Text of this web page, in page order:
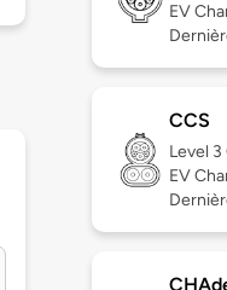
EV
CCS
Level 3
EV